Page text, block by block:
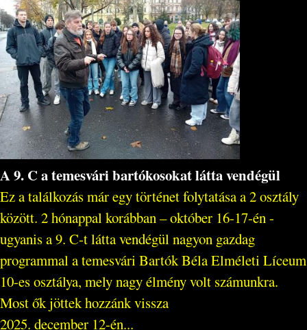
A 9. C a temesvári bartókosokat látta vendégül
Ez a találkozás már egy történet folytatása a 2 osztály
között. 2 hónappal korábban – október 16-17-én -
ugyanis a 9. C-t látta vendégül nagyon gazdag
programmal a temesvári Bartók Béla Elméleti Líceum
10-es osztálya, mely nagy élmény volt számunkra.
Most ők jöttek hozzánk vissza
2025. december 12-én...